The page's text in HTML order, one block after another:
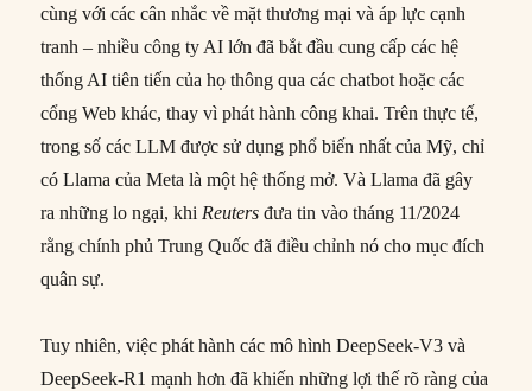
cùng với các cân nhắc về mặt thương mại và áp lực cạnh
tranh – nhiều công ty AI lớn đã bắt đầu cung cấp các hệ
thống AI tiên tiến của họ thông qua các chatbot hoặc các
cổng Web khác, thay vì phát hành công khai. Trên thực tế,
trong số các LLM được sử dụng phổ biến nhất của Mỹ, chỉ
có Llama của Meta là một hệ thống mở. Và Llama đã gây
ra những lo ngại, khiReuters đưa tin vào tháng 11/2024
rằng chính phủ Trung Quốc đã điều chỉnh nó cho mục đích
quân sự.
Tuy nhiên, việc phát hành các mô hình DeepSeek-V3 và
DeepSeek-R1 mạnh hơn đã khiến những lợi thế rõ ràng của